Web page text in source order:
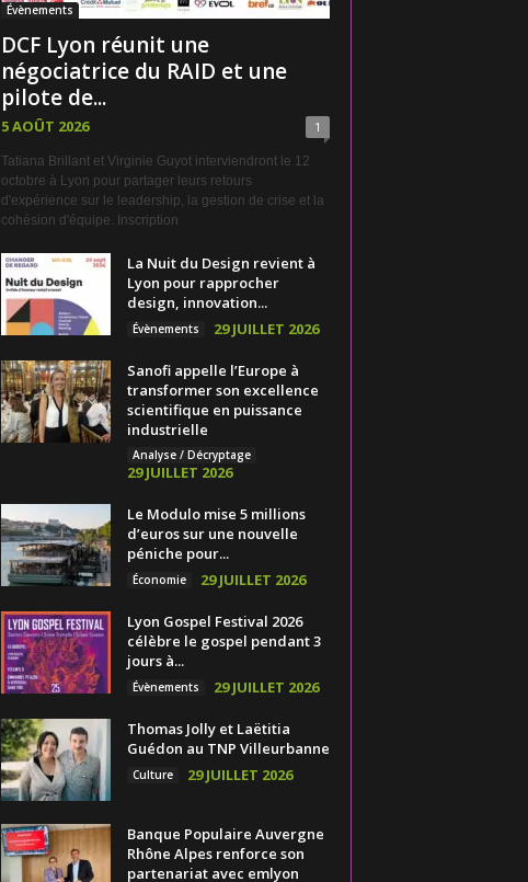
Évènements
DCF Lyon réunit une
négociatrice du RAID et une
pilote de...
5 AOÛT 2026 1
Tatiana Brillant et Virginie Guyot interviendront le 12
octobre à Lyon pour partager leurs retours
d'expérience sur le leadership, la gestion de crise et la
cohésion d'équipe. Inscription
La Nuit du Design revient à
Lyon pour rapprocher
design, innovation...
Évènements 29 JUILLET 2026
Sanofi appelle l’Europe à
transformer son excellence
scientifique en puissance
industrielle
Analyse / Décryptage
29 JUILLET 2026
Le Modulo mise 5 millions
d’euros sur une nouvelle
péniche pour...
Économie 29 JUILLET 2026
Lyon Gospel Festival 2026
célèbre le gospel pendant 3
jours à...
Évènements 29 JUILLET 2026
Thomas Jolly et Laëtitia
Guédon au TNP Villeurbanne
Culture 29 JUILLET 2026
Banque Populaire Auvergne
Rhône Alpes renforce son
partenariat avec emlyon